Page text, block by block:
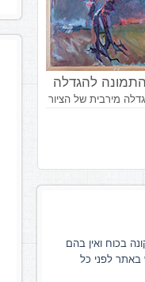
להגדלה
מירבית של הציור
בכוח ואין בהם
באתר לפני כל